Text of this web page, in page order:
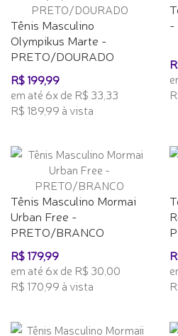
Tênis Masculino
Olympikus Marte -
PRETO/DOURADO
R$ 199,99
em até 6x de R$ 33,33
R$ 189,99 à vista
-
Tênis Masculino Mormai
Urban Free -
PRETO/BRANCO
R$ 179,99
em até 6x de R$ 30,00
R$ 170,99 à vista